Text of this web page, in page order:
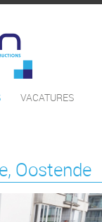
VACATURES
Oostende